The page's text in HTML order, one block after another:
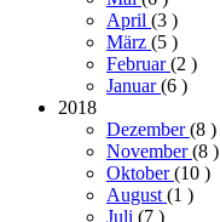
April (3 )
März (5 )
Februar(2 )
Januar(6 )
2018
Dezember(8 )
November(8 )
Oktober(10 )
August (1 )
Juli (7 )